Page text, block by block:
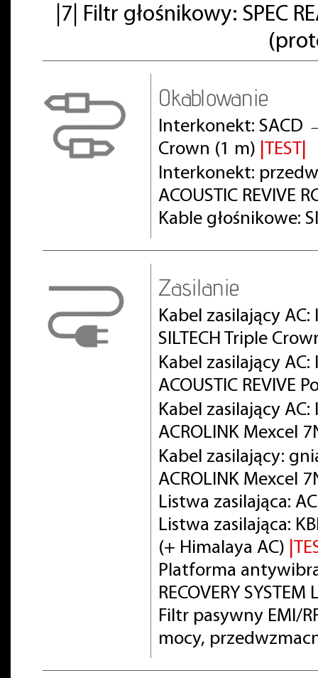
|7| Filtr głośnikowy: SPEC
Okablowanie
Interkonekt: SACD
Crown (1 m)
|TEST|
Interkonekt:
ACOUSTIC REVIVE
Kable głośnikowe:
Zasilanie
Kabel zasilający
SILTECH Triple
Kabel zasilający
ACOUSTIC REVIVE
Kabel zasilający
ACROLINK Mexcel
Kabel zasilający:
ACROLINK Mexcel
Listwa zasilająca:
Listwa zasilająca:
(+ Himalaya AC)
Platforma
RECOVERY
Filtr pasywny EMI/
mocy,